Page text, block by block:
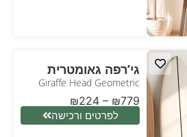
גי’רפה גאומטרית
Giraffe Head Geometric
₪224 – ₪779
לפרטים ורכישה